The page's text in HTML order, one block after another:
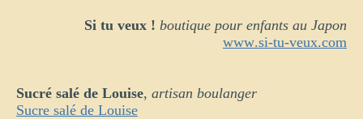
Si tu veux ! boutique pour enfants au Japon
www.si-tu-veux.com
Sucré salé de Louise, artisan boulanger
Sucre salé de Louise